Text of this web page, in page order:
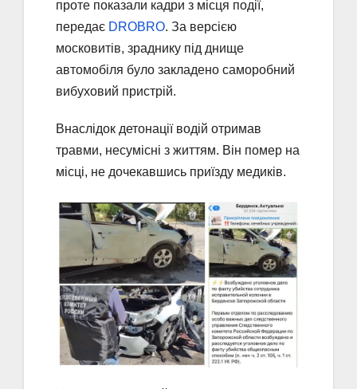
проте показали кадри з місця події,
передає DROBRO. За версією
московитів, зраднику під днище
автомобіля було закладено саморобний
вибуховий пристрій.
Внаслідок детонації водій отримав
травми, несумісні з життям. Він помер на
місці, не дочекавшись приїзду медиків.